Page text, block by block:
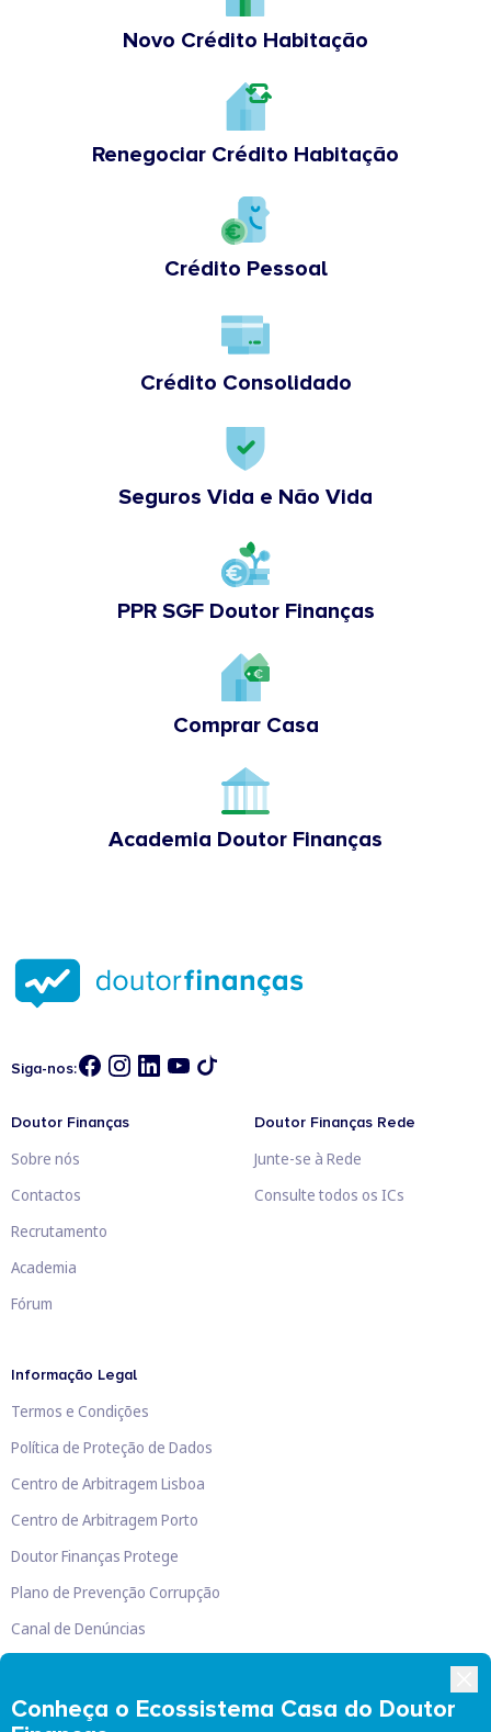
Novo Crédito Habitação
Renegociar Crédito Habitação
Crédito Pessoal
Crédito Consolidado
Seguros Vida e Não Vida
PPR SGF Doutor Finanças
Comprar Casa
Academia Doutor Finanças
Conheça o Ecossistema Casa do Doutor
Siga-nos:
Doutor Finanças
Sobre nós
Contactos
Recrutamento
Academia
Fórum
Doutor Finanças Rede
Junte-se à Rede
Consulte todos os ICs
Informação Legal
Termos e Condições
Política de Proteção de Dados
Centro de Arbitragem Lisboa
Centro de Arbitragem Porto
Doutor Finanças Protege
Plano de Prevenção Corrupção
Canal de Denúncias